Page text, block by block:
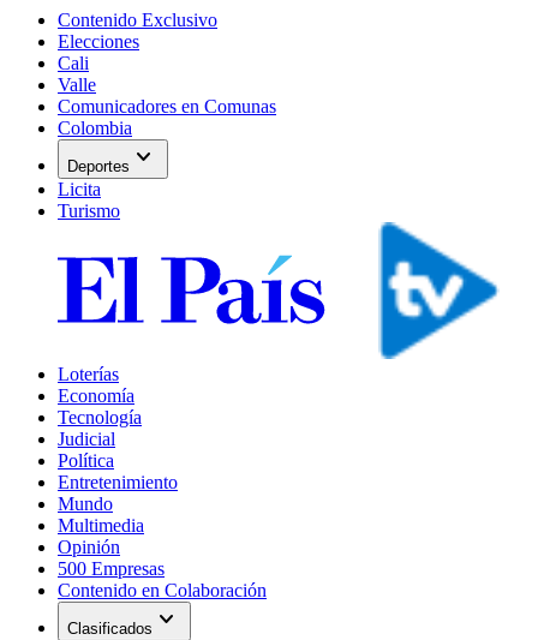
Contenido Exclusivo
Elecciones
Cali
Valle
Comunicadores en Comunas
Colombia
Deportes expand_more
Licita
Turismo
Loterías
Economía
Tecnología
Judicial
Política
Entretenimiento
Mundo
Multimedia
Opinión
500 Empresas
Contenido en Colaboración
Clasificados expand_more